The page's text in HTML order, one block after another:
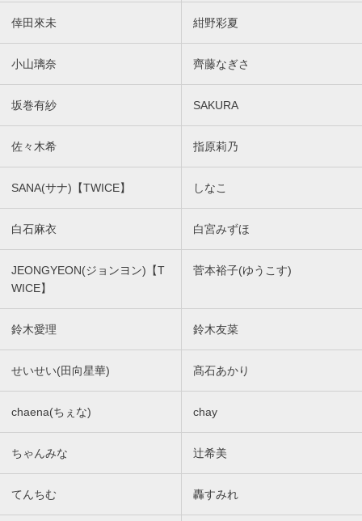
倖田來未 紺野彩夏
小山璃奈 齊藤なぎさ
坂巻有紗 SAKURA
佐々木希 指原莉乃
SANA(サナ)【TWICE】 しなこ
白石麻衣 白宮みずほ
JEONGYEON(ジョンヨン)【T
WICE】
菅本裕子(ゆうこす)
鈴木愛理 鈴木友菜
せいせい(田向星華) 髙石あかり
chaena(ちぇな) chay
ちゃんみな 辻希美
てんちむ 轟すみれ